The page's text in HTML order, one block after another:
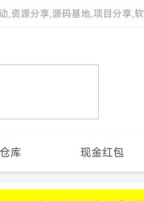
,资源分享,源码基地,项目分享,软
库 现金红包